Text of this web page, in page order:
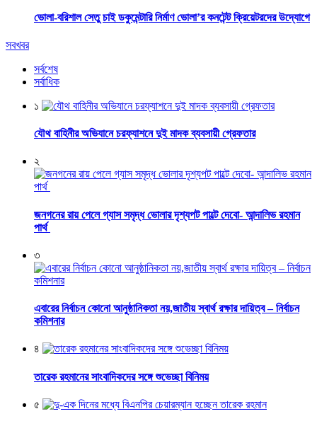
ভোলা-বরিশাল সেতু চাই ডকুমেন্টারি নির্মাণ ভোলা’র কনটেন্ট ক্রিয়েটরদের উদ্যোগে
সবখবর
সর্বশেষ
সর্বাধিক
১
যৌথ বাহিনীর অভিযানে চরফ্যাশনে দুই মাদক ব্যবসায়ী গ্রেফতার
২
জনগনের রায় পেলে গ্যাস সমৃদ্ধ ভোলার দৃশ্যপট পাল্টে দেবো- আন্দালিভ রহমান
পার্থ
৩
এবারের নির্বাচন কোনো আনুষ্ঠানিকতা নয়,জাতীয় স্বার্থ রক্ষার দায়িত্ব – নির্বাচন
কমিশনার
৪
তারেক রহমানের সাংবাদিকদের সঙ্গে শুভেচ্ছা বিনিময়
৫